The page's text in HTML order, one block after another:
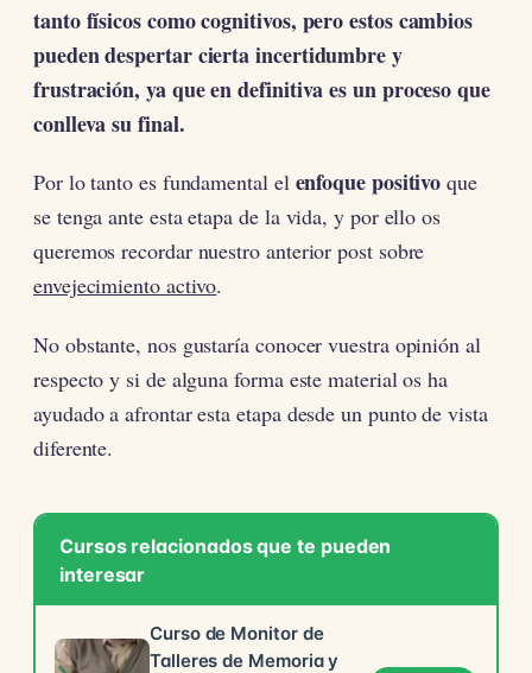
tanto físicos como cognitivos, pero estos cambios
pueden despertar cierta incertidumbre y
frustración, ya que en definitiva es un proceso que
conlleva su final.
Por lo tanto es fundamental el enfoque positivo que
se tenga ante esta etapa de la vida, y por ello os
queremos recordar nuestro anterior post sobre
envejecimiento activo.
No obstante, nos gustaría conocer vuestra opinión al
respecto y si de alguna forma este material os ha
ayudado a afrontar esta etapa desde un punto de vista
diferente.
Cursos relacionados que te pueden
interesar
Curso de Monitor de
Talleres de Memoria y